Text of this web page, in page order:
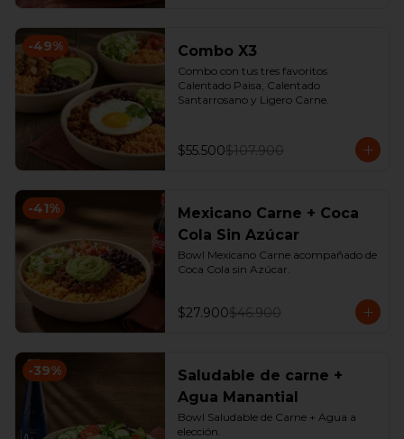
-49% Combo X3
Combo con tus tres favoritos
Calentado Paisa, Calentado
Santarrosano y Ligero Carne.
$55.500$107.900
-41%
Mexicano Carne + Coca
Cola Sin Azúcar
Bowl Mexicano Carne acompañado de
Coca Cola sin Azúcar.
$27.900$46.900
-39%
Saludable de carne +
Agua Manantial
Bowl Saludable de Carne + Agua a
elección.